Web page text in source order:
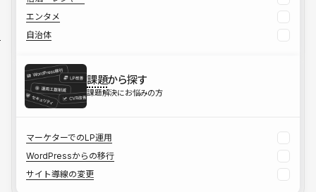
エンタメ
自治体
課題から探す
課題解決にお悩みの方
マーケターでのLP運用
WordPressからの移行
サイト導線の変更